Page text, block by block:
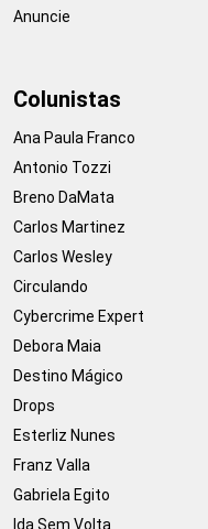
Anuncie
Colunistas
Ana Paula Franco
Antonio Tozzi
Breno DaMata
Carlos Martinez
Carlos Wesley
Circulando
Cybercrime Expert
Debora Maia
Destino Mágico
Drops
Esterliz Nunes
Franz Valla
Gabriela Egito
Ida Sem Volta